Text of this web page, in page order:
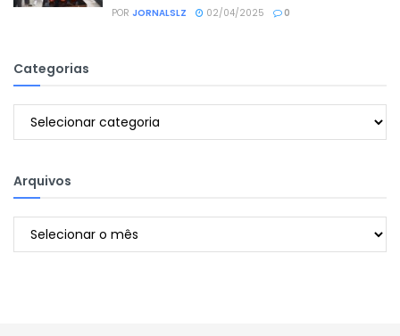
POR JORNALSLZ 02/04/2025 0
Categorias
Categorias
Arquivos
Arquivos